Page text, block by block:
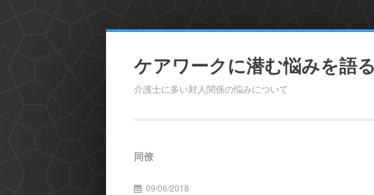
content
ケアワークに潜む悩みを語る
介護士に多い対人関係の悩みについて
同僚
09/06/2018